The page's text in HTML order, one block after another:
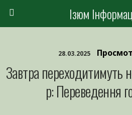
Ізюм
28.03.2025
Завтра переходитимуть
р: Переведення